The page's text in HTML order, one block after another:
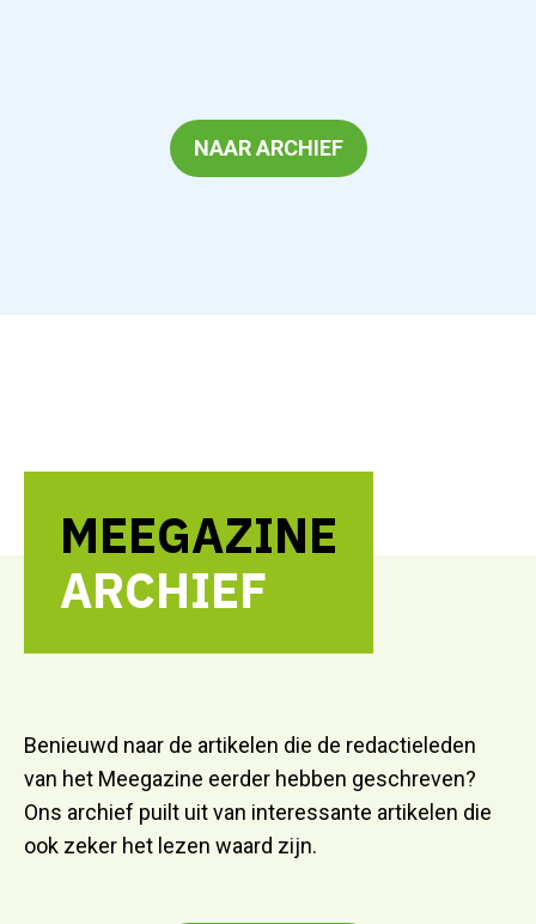
NAAR ARCHIEF
MEEGAZINE
ARCHIEF
Benieuwd naar de artikelen die de redactieleden
van het Meegazine eerder hebben geschreven?
Ons archief puilt uit van interessante artikelen die
ook zeker het lezen waard zijn.